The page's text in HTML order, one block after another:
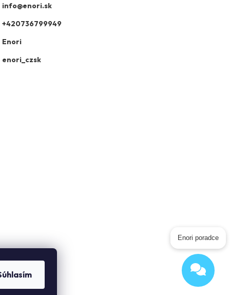
info@enori.sk
+420736799949
Enori
enori_czsk
Enori poradce
Odeslat